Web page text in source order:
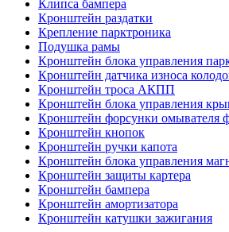
Клипса бампера
Кронштейн раздатки
Крепление парктроника
Подушка рамы
Кронштейн блока управления
Кронштейн датчика износа
Кронштейн троса АКПП
Кронштейн блока управления
Кронштейн форсунки омывателя
Кронштейн кнопок
Кронштейн ручки капота
Кронштейн блока управления
Кронштейн защиты картера
Кронштейн бампера
Кронштейн амортизатора
Кронштейн катушки зажигания